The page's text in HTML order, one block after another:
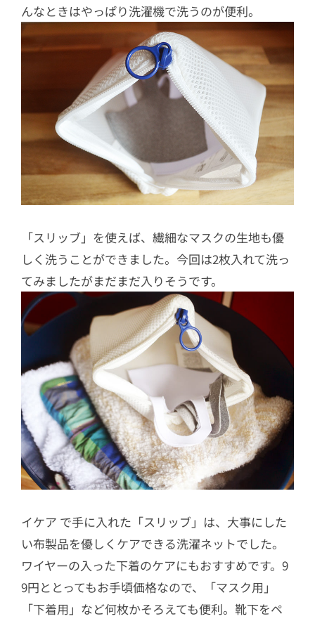
んなときはやっぱり洗濯機で洗うのが便利。
「スリッブ」を使えば、繊細なマスクの生地も優
しく洗うことができました。今回は2枚入れて洗っ
てみましたがまだまだ入りそうです。
イケア で手に入れた「スリッブ」は、大事にした
い布製品を優しくケアできる洗濯ネットでした。
ワイヤーの入った下着のケアにもおすすめです。9
9円ととってもお手頃価格なので、「マスク用」
「下着用」など何枚かそろえても便利。靴下をペ